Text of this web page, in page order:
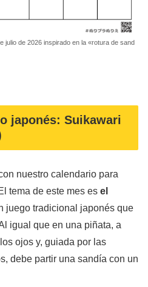
julio de 2026 inspirado en la «rotura de sand
japonés: Suikawari
nuestro calendario para
tema de este mes es el
juego tradicional japonés que
igual que en una piñata, a
ojos y, guiada por las
debe partir una sandía con un